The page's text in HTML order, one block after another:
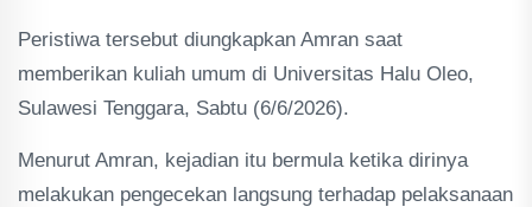
Peristiwa tersebut diungkapkan Amran saat
memberikan kuliah umum di Universitas Halu Oleo,
Sulawesi Tenggara, Sabtu (6/6/2026).
Menurut Amran, kejadian itu bermula ketika dirinya
melakukan pengecekan langsung terhadap pelaksanaan